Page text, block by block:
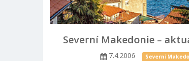
Severní Makedonie –
7.4.2006 Severní